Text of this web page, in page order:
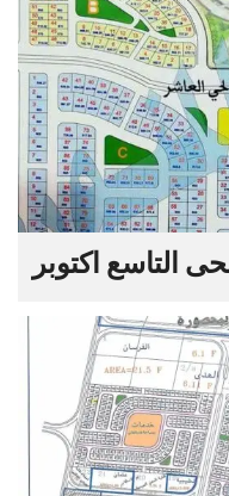
التاسع اكتوبر